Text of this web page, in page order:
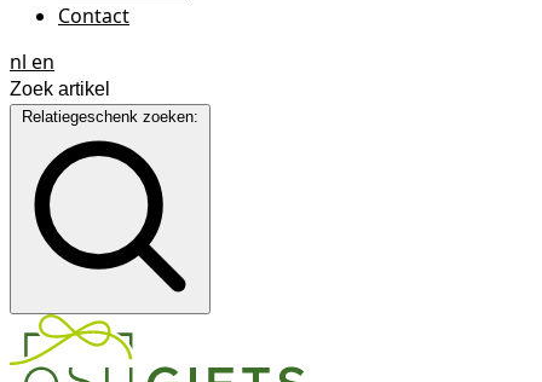
Contact
nl en
Relatiegeschenk zoeken: